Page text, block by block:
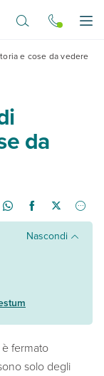
e cose da vedere
da
Nascondi
fermato
solo degli